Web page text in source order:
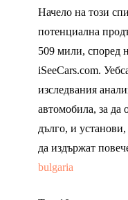
Начело на този
потенциална
509 мили, според
iSeeCars.com.
изследвания
автомобила, за да
дълго, и
да издържат
bulgaria